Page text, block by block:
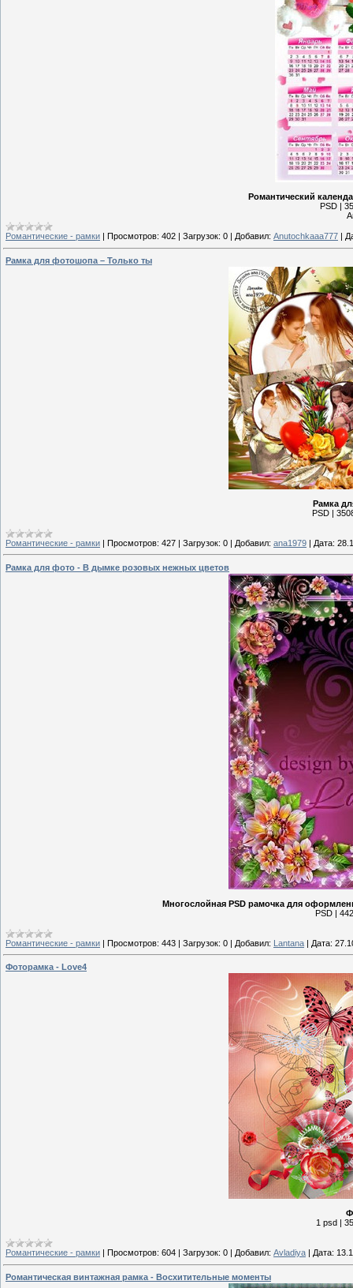
Романтический
PSD |
Романтические - рамки Просмотров: 402 Загрузок: 0 Добавил: Anutochkaaa777
Рамка для фотошопа – Только ты
Рамка
PSD |
Романтические - рамки | Просмотров: 427 | Загрузок: 0 | Добавил: ana1979 | Дата:
Рамка для фото - В дымке розовых нежных цветов
Многослойная PSD рамочка для
PSD |
Романтические - рамки | Просмотров: 443 | Загрузок: 0 | Добавил: Lantana | Дата:
Фоторамка - Love4
1 psd |
Романтические - рамки Просмотров: 604 Загрузок: 0 Добавил: Avladiya Дата:
Романтическая винтажная рамка - Восхитительные моменты